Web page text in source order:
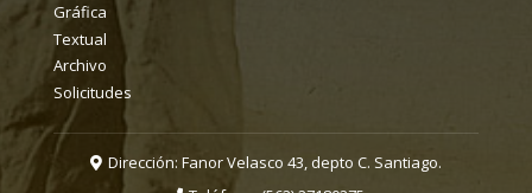
Gráfica
Textual
Archivo
Solicitudes
Dirección: Fanor Velasco 43, depto C. Santiago.